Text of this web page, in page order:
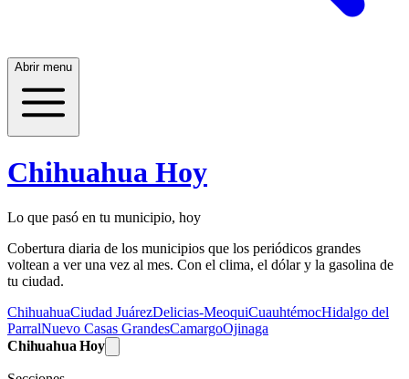
Abrir menu
Chihuahua Hoy
Lo que pasó en tu municipio, hoy
Cobertura diaria de los municipios que los periódicos grandes
voltean a ver una vez al mes. Con el clima, el dólar y la gasolina de
tu ciudad.
ChihuahuaCiudad JuárezDelicias-MeoquiCuauhtémocHidalgo del
ParralNuevo Casas GrandesCamargoOjinaga
Chihuahua Hoy